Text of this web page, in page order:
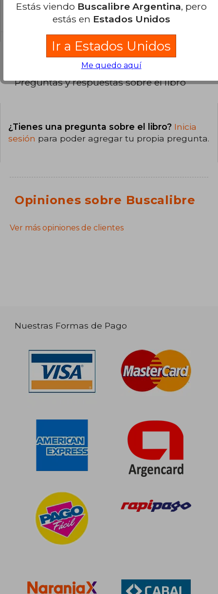
La encuadernación de esta edición es Tapa
Preguntas y respuestas sobre el libro
¿Tienes una pregunta sobre el libro? Inicia
sesión para poder agregar tu propia pregunta.
Opiniones sobre Buscalibre
Ver más opiniones de clientes
Nuestras Formas de Pago
Estás viendo Buscalibre Argentina, pero
estás en Estados Unidos
Ir a Estados Unidos
Me quedo aquí